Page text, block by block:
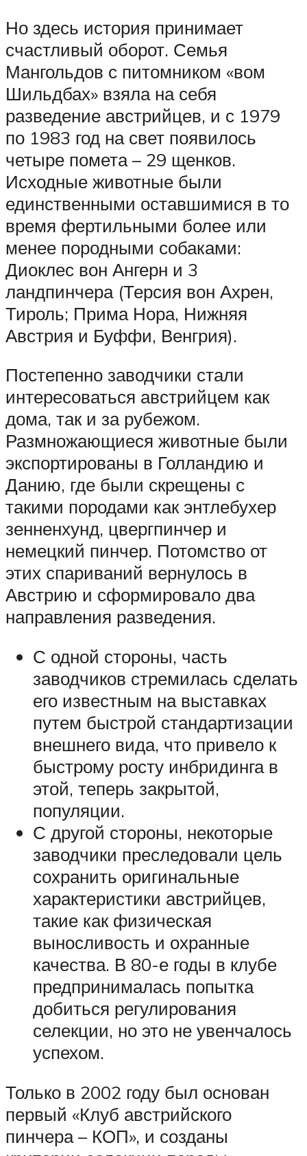
Но здесь история принимает
счастливый оборот. Семья
Мангольдов с питомником «вом
Шильдбах» взяла на себя
разведение австрийцев, и с 1979
по 1983 год на свет появилось
четыре помета – 29 щенков.
Исходные животные были
единственными оставшимися в то
время фертильными более или
менее породными собаками:
Диоклес вон Ангерн и 3
ландпинчера (Терсия вон Ахрен,
Тироль; Прима Нора, Нижняя
Австрия и Буффи, Венгрия).
Постепенно заводчики стали
интересоваться австрийцем как
дома, так и за рубежом.
Размножающиеся животные были
экспортированы в Голландию и
Данию, где были скрещены с
такими породами как энтлебухер
зенненхунд, цвергпинчер и
немецкий пинчер. Потомство от
этих спариваний вернулось в
Австрию и сформировало два
направления разведения.
С одной стороны, часть
заводчиков стремилась сделать
его известным на выставках
путем быстрой стандартизации
внешнего вида, что привело к
быстрому росту инбридинга в
этой, теперь закрытой,
популяции.
С другой стороны, некоторые
заводчики преследовали цель
сохранить оригинальные
характеристики австрийцев,
такие как физическая
выносливость и охранные
качества. В 80-е годы в клубе
предпринималась попытка
добиться регулирования
селекции, но это не увенчалось
успехом.
Только в 2002 году был основан
первый «Клуб австрийского
пинчера – КОП», и созданы